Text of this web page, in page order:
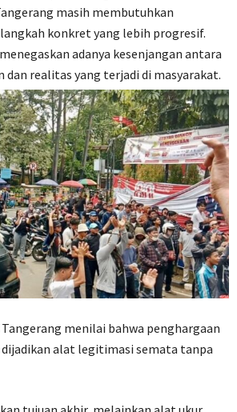
masih membutuhkan
konkret yang lebih progresif.
adanya kesenjangan antara
dan realitas yang terjadi di masyarakat.
menilai bahwa penghargaan
alat legitimasi semata tanpa